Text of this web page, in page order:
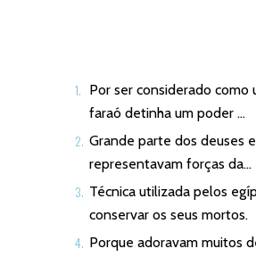
Por ser considerado como
faraó detinha um poder …
Grande parte dos deuses
representavam forças da…
Técnica utilizada pelos
conservar os seus mortos.
Porque adoravam muitos